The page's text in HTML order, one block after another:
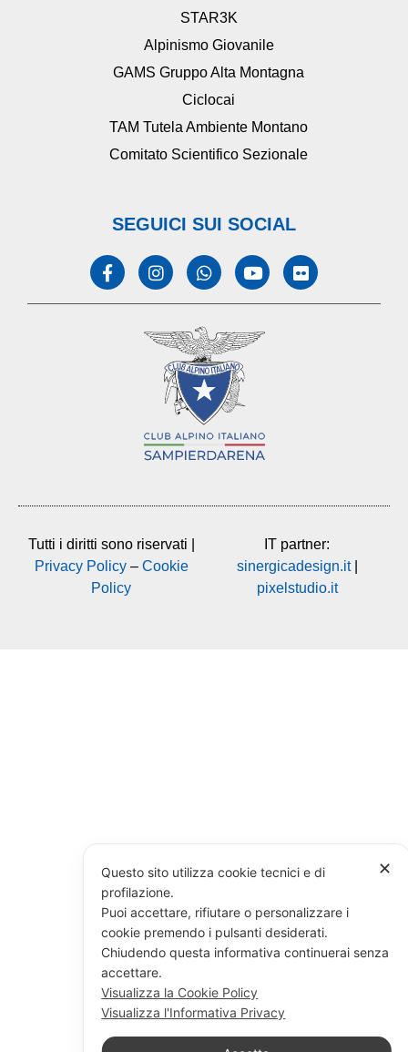
STAR3K
Alpinismo Giovanile
GAMS Gruppo Alta Montagna
Ciclocai
TAM Tutela Ambiente Montano
Comitato Scientifico Sezionale
SEGUICI SUI SOCIAL
Tutti i diritti sono riservati |
Privacy Policy– Cookie
Policy
IT partner:
sinergicadesign.it|
pixelstudio.it
✕
Questo sito utilizza cookie tecnici e di
profilazione.
Puoi accettare, rifiutare o personalizzare i
cookie premendo i pulsanti desiderati.
Chiudendo questa informativa continuerai senza
accettare.
Visualizza la Cookie Policy
Visualizza l'Informativa Privacy